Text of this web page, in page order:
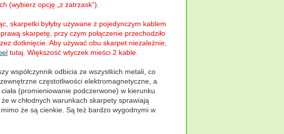
(wybierz opcję „z zatrzask”).
skarpetki byłyby używane z pojedynczym kablem
skarpetę, przy czym połączenie przechodziło
dotknięcie. Aby używać obu skarpet niezależnie,
tutaj. Większość wtyczek mieści 2 kable.
współczynnik odbicia ze wszystkich metali, co
częstotliwości elektromagnetyczne, a
(promieniowanie podczerwone) w kierunku
w chłodnych warunkach skarpety sprawiają
mimo że są cienkie. Są też bardzo wygodnymi w